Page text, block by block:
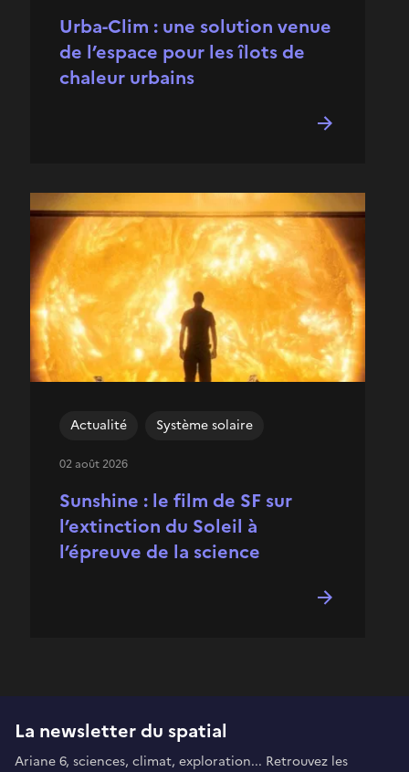
Urba-Clim : une solution venue
de l’espace pour les îlots de
chaleur urbains
Sunshine : le film de SF sur
l’extinction du Soleil à
l’épreuve de la science
Actualité Système solaire
02 août 2026
La newsletter du spatial
Ariane 6, sciences, climat, exploration... Retrouvez les